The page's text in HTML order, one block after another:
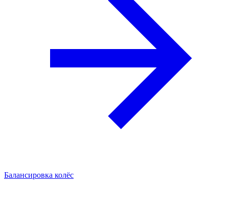
Балансировка колёс